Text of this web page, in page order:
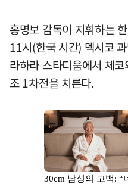
홍명보 감독이 지휘하는
11시(한국 시간) 멕시코
라하라 스타디움에서 체
조 1차전을 치른다.